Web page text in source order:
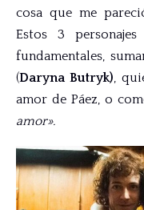
cosa que me
Estos 3
fundamentales,
(Daryna Butryk),
amor de Páez, o
amor».